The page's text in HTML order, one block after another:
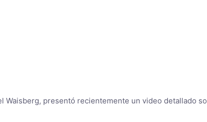
Waisberg, presentó recientemente un video detallado